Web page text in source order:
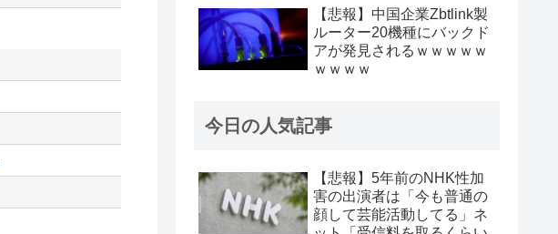
【悲報】中国企業Zbtlink製
ルーター20機種にバックド
アが発見されるｗｗｗｗｗ
ｗｗｗｗ
今日の人気記事
【悲報】5年前のNHK性加
害の出演者は「今も普通の
顔して芸能活動してる」ネ